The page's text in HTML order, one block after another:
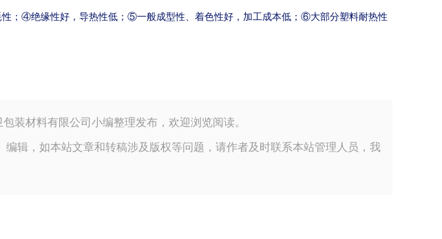
；④绝缘性好，导热性低；⑤一般成型性、着色性好，加工成本低；⑥大部分塑料耐热性
包装材料有限公司小编整理发布，欢迎浏览阅读。
辑，如本站文章和转稿涉及版权等问题，请作者及时联系本站管理人员，我